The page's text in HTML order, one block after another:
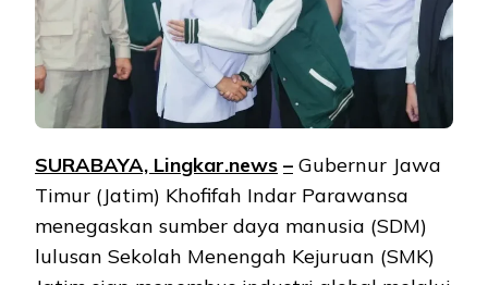
SURABAYA, Lingkar.news – Gubernur Jawa
Timur (Jatim) Khofifah Indar Parawansa
menegaskan sumber daya manusia (SDM)
lulusan Sekolah Menengah Kejuruan (SMK)